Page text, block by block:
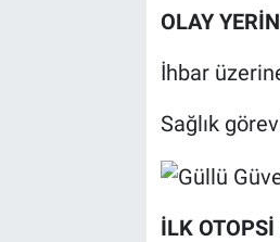
OLAY
İhbar
Sağlık
İLK OTOPSİ